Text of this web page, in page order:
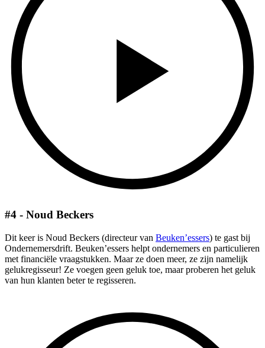
#4 - Noud Beckers
Dit keer is Noud Beckers (directeur van Beuken’essers) te gast bij
Ondernemersdrift. Beuken’essers helpt ondernemers en particulieren
met financiële vraagstukken. Maar ze doen meer, ze zijn namelijk
gelukregisseur! Ze voegen geen geluk toe, maar proberen het geluk
van hun klanten beter te regisseren.